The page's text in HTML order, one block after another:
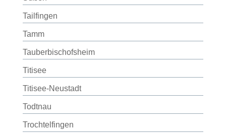
Tailfingen
Tamm
Tauberbischofsheim
Titisee
Titisee-Neustadt
Todtnau
Trochtelfingen